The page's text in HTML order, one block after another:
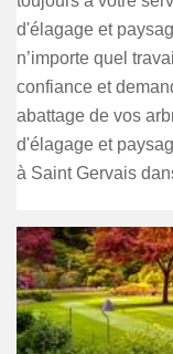
d'élagage et
n’importe quel
confiance et
abattage de vos
d'élagage et
à Saint Gervais